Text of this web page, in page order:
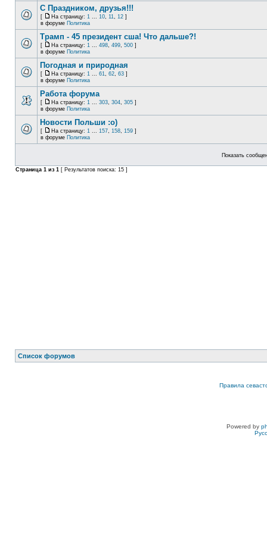
С Праздником, друзья!!!
[ На страницу: 1 ... 10, 11, 12 ]
в форуме Политика
Трамп - 45 президент сша! Что дальше?!
[ На страницу: 1 ... 498, 499, 500 ]
в форуме Политика
Погодная и природная
[ На страницу: 1 ... 61, 62, 63 ]
в форуме Политика
Работа форума
[ На страницу: 1 ... 303, 304, 305 ]
в форуме Политика
Новости Польши :o)
[ На страницу: 1 ... 157, 158, 159 ]
в форуме Политика
Показать
Страница 1 из 1 [ Результатов поиска: 15 ]
Список форумов
Правила
Powered by